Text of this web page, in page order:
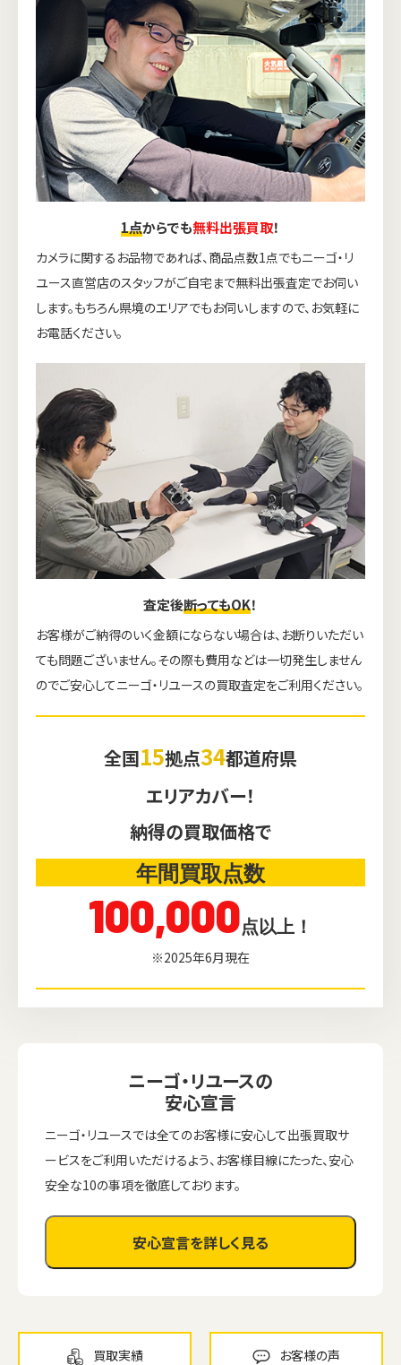
1点からでも無料出張買取！
カメラに関するお品物であれば、商品点数1点でもニーゴ・リ
ユース直営店のスタッフがご自宅まで無料出張査定でお伺い
します。もちろん県境のエリアでもお伺いしますので、お気軽に
お電話ください。
査定後断ってもOK！
お客様がご納得のいく金額にならない場合は、お断りいただい
ても問題ございません。その際も費用などは一切発生しません
のでご安心してニーゴ・リユースの買取査定をご利用ください。
全国15拠点34都道府県
エリアカバー！
納得の買取価格で
年間買取点数
100,000点以上！
※2025年6月現在
ニーゴ・リユースの
安心宣言
ニーゴ・リユースでは全てのお客様に安心して出張買取サ
ービスをご利用いただけるよう、お客様目線にたった、安心
安全な10の事項を徹底しております。
安心宣言を詳しく見る
買取実績 お客様の声